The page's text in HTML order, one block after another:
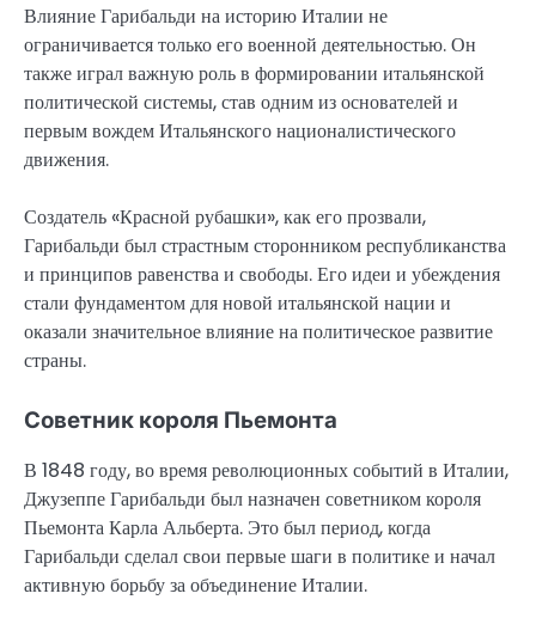
Влияние Гарибальди на историю Италии не
ограничивается только его военной деятельностью. Он
также играл важную роль в формировании итальянской
политической системы, став одним из основателей и
первым вождем Итальянского националистического
движения.
Создатель «Красной рубашки», как его прозвали,
Гарибальди был страстным сторонником республиканства
и принципов равенства и свободы. Его идеи и убеждения
стали фундаментом для новой итальянской нации и
оказали значительное влияние на политическое развитие
страны.
Советник короля Пьемонта
В 1848 году, во время революционных событий в Италии,
Джузеппе Гарибальди был назначен советником короля
Пьемонта Карла Альберта. Это был период, когда
Гарибальди сделал свои первые шаги в политике и начал
активную борьбу за объединение Италии.